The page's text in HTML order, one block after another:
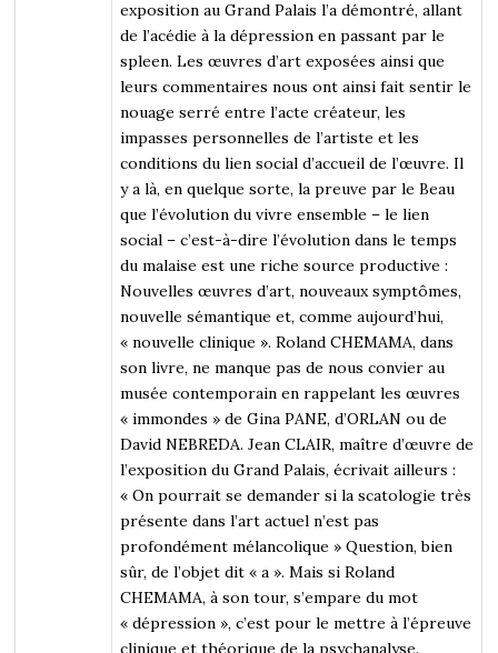
exposition au Grand Palais l’a démontré, allant
de l’acédie à la dépression en passant par le
spleen. Les œuvres d’art exposées ainsi que
leurs commentaires nous ont ainsi fait sentir le
nouage serré entre l’acte créateur, les
impasses personnelles de l’artiste et les
conditions du lien social d’accueil de l’œuvre. Il
y a là, en quelque sorte, la preuve par le Beau
que l’évolution du vivre ensemble – le lien
social – c’est-à-dire l’évolution dans le temps
du malaise est une riche source productive :
Nouvelles œuvres d’art, nouveaux symptômes,
nouvelle sémantique et, comme aujourd’hui,
« nouvelle clinique ». Roland CHEMAMA, dans
son livre, ne manque pas de nous convier au
musée contemporain en rappelant les œuvres
« immondes » de Gina PANE, d’ORLAN ou de
David NEBREDA. Jean CLAIR, maître d’œuvre de
l’exposition du Grand Palais, écrivait ailleurs :
« On pourrait se demander si la scatologie très
présente dans l’art actuel n’est pas
profondément mélancolique » Question, bien
sûr, de l’objet dit « a ». Mais si Roland
CHEMAMA, à son tour, s’empare du mot
« dépression », c’est pour le mettre à l’épreuve
clinique et théorique de la psychanalyse.